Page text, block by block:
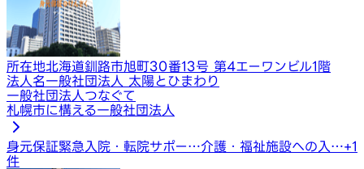
所在地北海道釧路市旭町30番13号 第4エーワンビル1階
法人名一般社団法人 太陽とひまわり
一般社団法人つなぐて
札幌市に構える一般社団法人
身元保証緊急入院・転院サポー…介護・福祉施設への入…+1
件